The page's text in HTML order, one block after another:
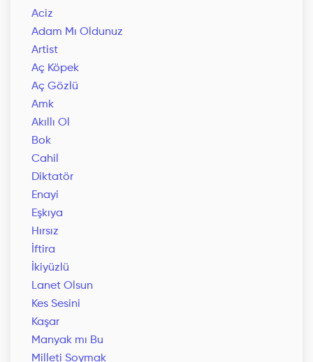
Aciz
Adam Mı Oldunuz
Artist
Aç Köpek
Aç Gözlü
Amk
Akıllı Ol
Bok
Cahil
Diktatör
Enayi
Eşkıya
Hırsız
İftira
İkiyüzlü
Lanet Olsun
Kes Sesini
Kaşar
Manyak mı Bu
Milleti Soymak